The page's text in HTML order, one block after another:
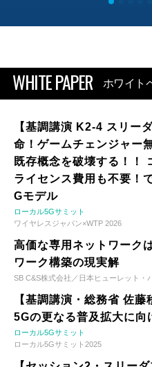
WHITE PAPER ホワイト
【基調講演 K2-4 スリー
命！ゲームチェンジャー
既存概念を破壊する！！
ライセンス費用も不要！
Gモデル
ローカル5Gサミット
ワイヤレスジャパン×WTP 2026
高価な専用ネットワーク
ワーク構築の現実解
SB C&S株式会社／日本ヒューレット・
【基調講演・総務省 佐
5Gの更なる普及拡大に向
ローカル5Gサミット
ローカル5Gサミット2025